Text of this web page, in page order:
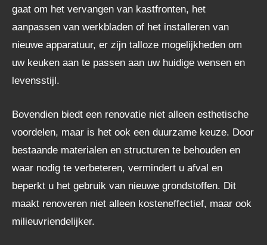
gaat om het vervangen van kastfronten, het
aanpassen van werkbladen of het installeren van
nieuwe apparatuur, er zijn talloze mogelijkheden om
uw keuken aan te passen aan uw huidige wensen en
levensstijl.
Bovendien biedt een renovatie niet alleen esthetische
voordelen, maar is het ook een duurzame keuze. Door
bestaande materialen en structuren te behouden en
waar nodig te verbeteren, vermindert u afval en
beperkt u het gebruik van nieuwe grondstoffen. Dit
maakt renoveren niet alleen kosteneffectief, maar ook
milieuvriendelijker.